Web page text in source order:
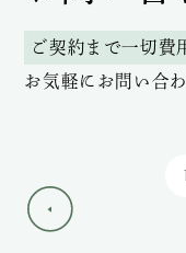
ご契約まで一切費
お気軽にお問い合